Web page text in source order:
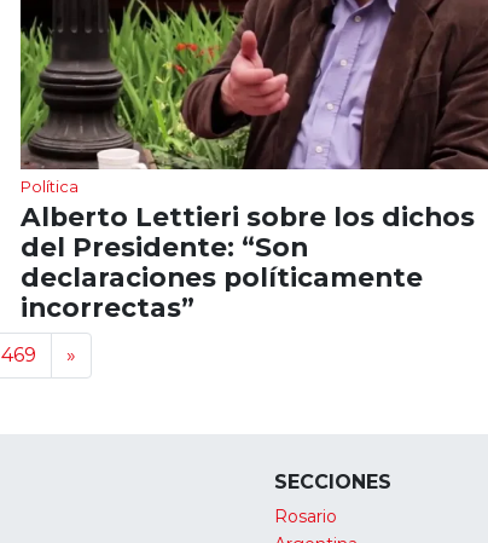
Política
Alberto Lettieri sobre los dichos
del Presidente: “Son
declaraciones políticamente
incorrectas”
469 »
SECCIONES
Rosario